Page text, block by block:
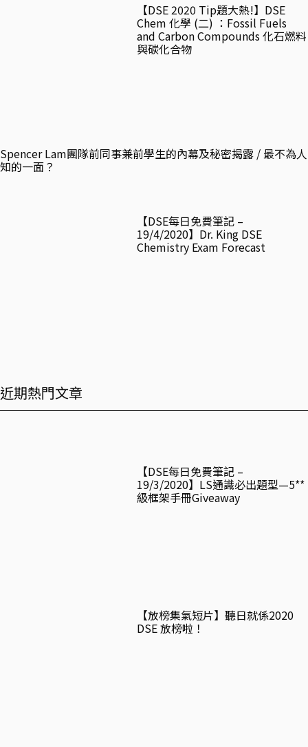
【DSE 2020 Tip題大熱!】DSE
Chem 化學 (二) ：Fossil Fuels
and Carbon Compounds 化石燃料
與碳化合物
Spencer Lam團隊前同事兼前學生的內幕及秘密揭露 / 最不為人
知的一面？
【DSE每日免費筆記 –
19/4/2020】Dr. King DSE
Chemistry Exam Forecast
近期熱門文章
【DSE每日免費筆記 –
19/3/2020】LS通識必出題型—5**
級框架手冊Giveaway
【放榜集氣短片】聽日就係2020
DSE 放榜啦！